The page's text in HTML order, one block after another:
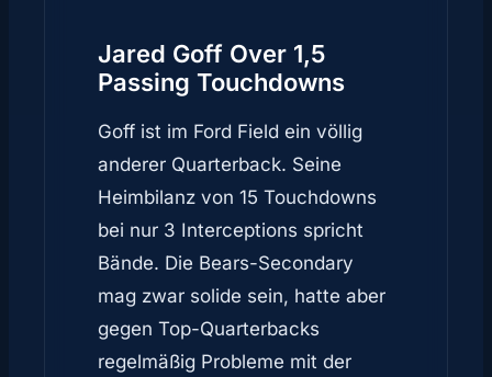
Jared Goff Over 1,5
Passing Touchdowns
Goff ist im Ford Field ein völlig
anderer Quarterback. Seine
Heimbilanz von 15 Touchdowns
bei nur 3 Interceptions spricht
Bände. Die Bears-Secondary
mag zwar solide sein, hatte aber
gegen Top-Quarterbacks
regelmäßig Probleme mit der